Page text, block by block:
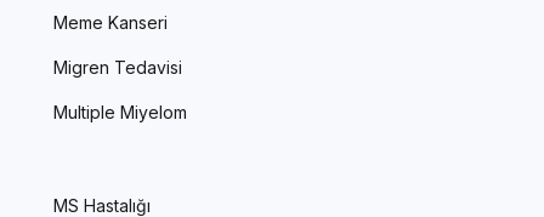
Meme Kanseri
Migren Tedavisi
Multiple Miyelom
MS Hastalığı